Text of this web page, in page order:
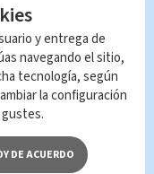
Paula
y entrega de
navegando el sitio,
tecnología, según
la configuración
DE ACUERDO